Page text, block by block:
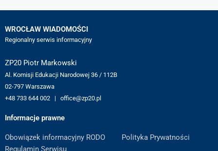
WROCŁAW WIADOMOŚCI
Regionalny serwis informacyjny
ZP20 Piotr Markowski
Al. Komisji Edukacji Narodowej 36 / 112B
02-797 Warszawa
+48 733 644 002 | office@zp20.pl
Informacje prawne
Obowiązek informacyjny RODO
Polityka Prywatności
Regulamin Serwisu